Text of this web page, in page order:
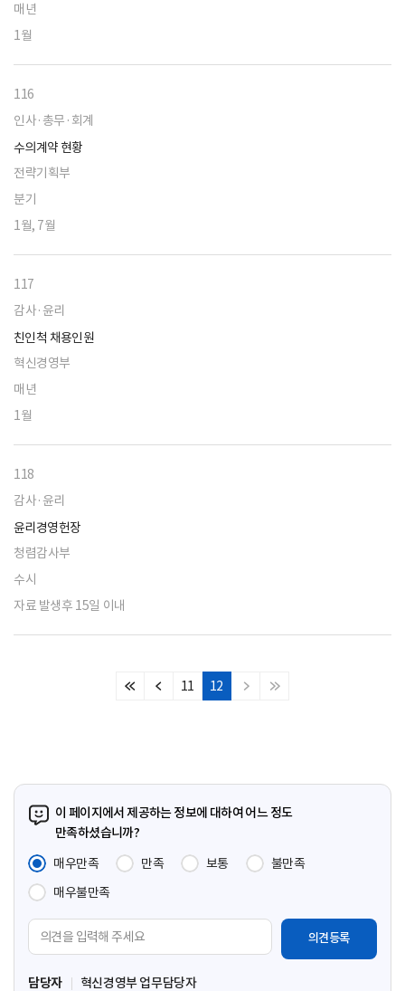
매년
1월
116
인사·총무·회계
수의계약 현황
전략기획부
분기
1월, 7월
117
감사·윤리
친인척 채용인원
혁신경영부
매년
1월
118
감사·윤리
윤리경영헌장
청렴감사부
수시
자료 발생후 15일 이내
처
이
11 12
다
마
이 페이지에서 제공하는 정보에 대하여 어느 정도
만족하셨습니까?
매우만족
만족 보통
불만족
매우불만족
견
입
담당자 혁신경영부 업무담당자